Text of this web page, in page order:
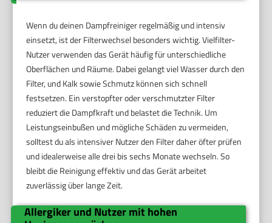
Wenn du deinen Dampfreiniger regelmäßig und intensiv
einsetzt, ist der Filterwechsel besonders wichtig. Vielfilter-
Nutzer verwenden das Gerät häufig für unterschiedliche
Oberflächen und Räume. Dabei gelangt viel Wasser durch den
Filter, und Kalk sowie Schmutz können sich schnell
festsetzen. Ein verstopfter oder verschmutzter Filter
reduziert die Dampfkraft und belastet die Technik. Um
Leistungseinbußen und mögliche Schäden zu vermeiden,
solltest du als intensiver Nutzer den Filter daher öfter prüfen
und idealerweise alle drei bis sechs Monate wechseln. So
bleibt die Reinigung effektiv und das Gerät arbeitet
zuverlässig über lange Zeit.
Allergiker und Nutzer mit hohen